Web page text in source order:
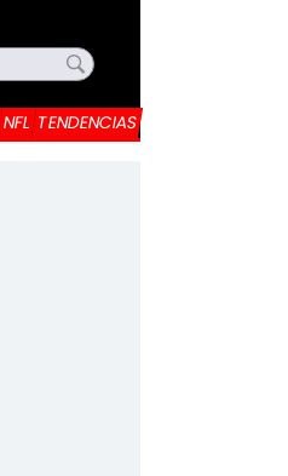
NFL TENDENCIAS